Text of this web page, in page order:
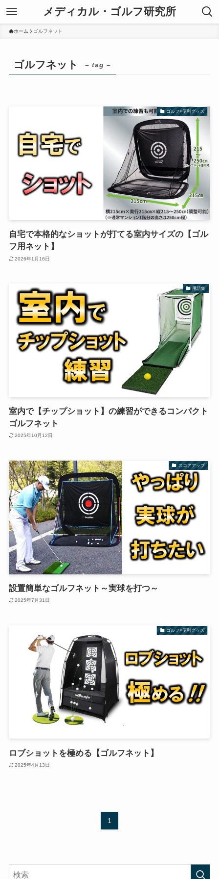
メディカル・ゴルフ研究所
ホーム ゴルフネット
ゴルフネット – tag –
ゴルフ×便利グッズ
自宅で本格的なショットが打てる室内サイズの【ゴル
フ用ネット】
2026年1月16日
用語集
室内で【チップショット】の練習ができるコンパクト
ゴルフネット
2025年10月12日
スコアアップ
設置簡単なゴルフネット～実球を打つ～
2025年7月31日
ゴルフ×便利グッズ
ロブショットを極める【ゴルフネット】
2025年4月13日
1